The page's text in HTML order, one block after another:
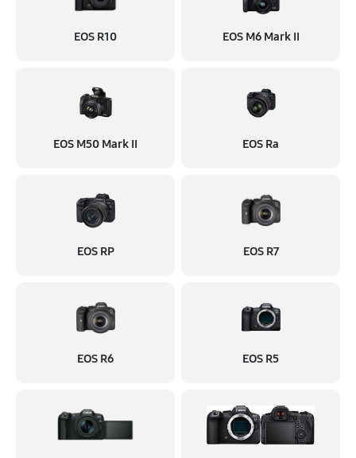
EOS R10 EOS M6 Mark II
EOS M50 Mark II EOS Ra
EOS RP EOS R7
EOS R6 EOS R5